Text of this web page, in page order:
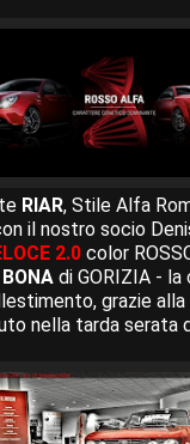
RIAR, Stile Alfa
il nostro socio
2.0 color
BONA di GORIZIA -
grazie
nella tarda serata